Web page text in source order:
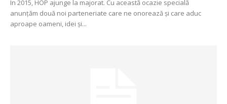
În 2015, HOP ajunge la majorat. Cu această ocazie specială
anunţăm două noi parteneriate care ne onorează şi care aduc
aproape oameni, idei şi...